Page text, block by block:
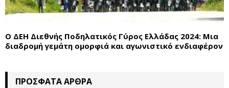
Ο ΔΕΗ Διεθνής Ποδηλατικός Γύρος Ελλάδας 2024: Μια
διαδρομή γεμάτη ομορφιά και αγωνιστικό ενδιαφέρον
ΠΡΌΣΦΑΤΑ ΆΡΘΡΑ